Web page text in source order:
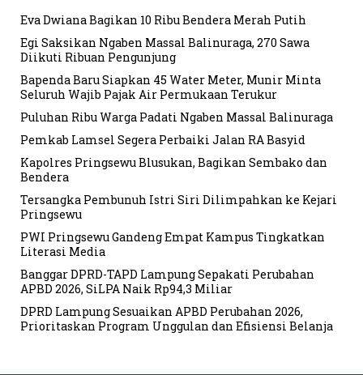
Eva Dwiana Bagikan 10 Ribu Bendera Merah Putih
Egi Saksikan Ngaben Massal Balinuraga, 270 Sawa
Diikuti Ribuan Pengunjung
Bapenda Baru Siapkan 45 Water Meter, Munir Minta
Seluruh Wajib Pajak Air Permukaan Terukur
Puluhan Ribu Warga Padati Ngaben Massal Balinuraga
Pemkab Lamsel Segera Perbaiki Jalan RA Basyid
Kapolres Pringsewu Blusukan, Bagikan Sembako dan
Bendera
Tersangka Pembunuh Istri Siri Dilimpahkan ke Kejari
Pringsewu
PWI Pringsewu Gandeng Empat Kampus Tingkatkan
Literasi Media
Banggar DPRD-TAPD Lampung Sepakati Perubahan
APBD 2026, SiLPA Naik Rp94,3 Miliar
DPRD Lampung Sesuaikan APBD Perubahan 2026,
Prioritaskan Program Unggulan dan Efisiensi Belanja